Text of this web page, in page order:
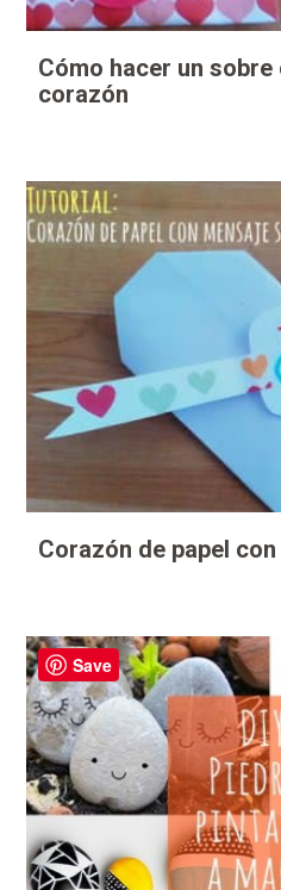
Cómo hacer un
corazón
Corazón de papel
Save